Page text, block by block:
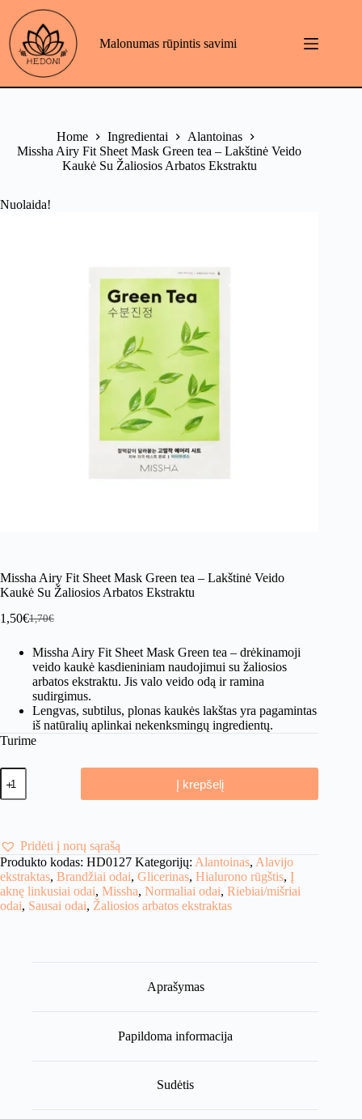
content
Malonumas rūpintis savimi
Home Ingredientai
Alantoinas
Missha Airy Fit Sheet Mask Green tea – Lakštinė Veido
Kaukė Su Žaliosios Arbatos Ekstraktu
Nuolaida!
Missha Airy Fit Sheet Mask Green tea – Lakštinė Veido
Kaukė Su Žaliosios Arbatos Ekstraktu
1,70€
Original
was:
1,70€.
1,50€Current
is:
1,50€.
Missha Airy Fit Sheet Mask Green tea – drėkinamoji
veido kaukė kasdieniniam naudojimui su žaliosios
arbatos ekstraktu. Jis valo veido odą ir ramina
sudirgimus.
Lengvas, subtilus, plonas kaukės lakštas yra pagamintas
iš natūralių aplinkai nekenksmingų ingredientų.
Turime
produkto
kiekis:
Missha
Sheet
Mask
Green
tea
-
Lakštinė
Žaliosios
Į krepšelį
Pridėti į norų sąrašą
Produkto kodas: HD0127 Kategorijų: Alantoinas, Alavijo
ekstraktas, Brandžiai odai, Glicerinas, Hialurono rūgštis, Į
aknę linkusiai odai, Missha, Normaliai odai, Riebiai/mišriai
odai, Sausai odai, Žaliosios arbatos ekstraktas
Aprašymas
Papildoma informacija
Sudėtis